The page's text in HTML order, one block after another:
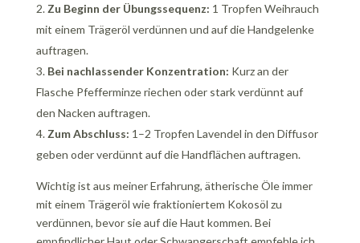
Zu Beginn der Übungssequenz: 1 Tropfen Weihrauch
mit einem Trägeröl verdünnen und auf die Handgelenke
auftragen.
Bei nachlassender Konzentration: Kurz an der
Flasche Pfefferminze riechen oder stark verdünnt auf
den Nacken auftragen.
Zum Abschluss: 1–2 Tropfen Lavendel in den Diffusor
geben oder verdünnt auf die Handflächen auftragen.
Wichtig ist aus meiner Erfahrung, ätherische Öle immer
mit einem Trägeröl wie fraktioniertem Kokosöl zu
verdünnen, bevor sie auf die Haut kommen. Bei